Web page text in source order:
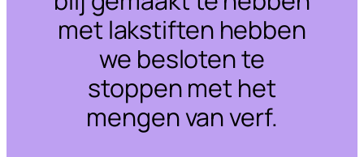
met lakstiften hebben
we besloten te
stoppen met het
mengen van verf.